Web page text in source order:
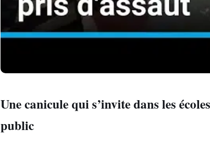
Une canicule qui s’invite dans les
public